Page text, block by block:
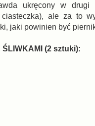
ukręcony w
ale za to
jaki powinien być
ŚLIWKAMI (2 sztuki):